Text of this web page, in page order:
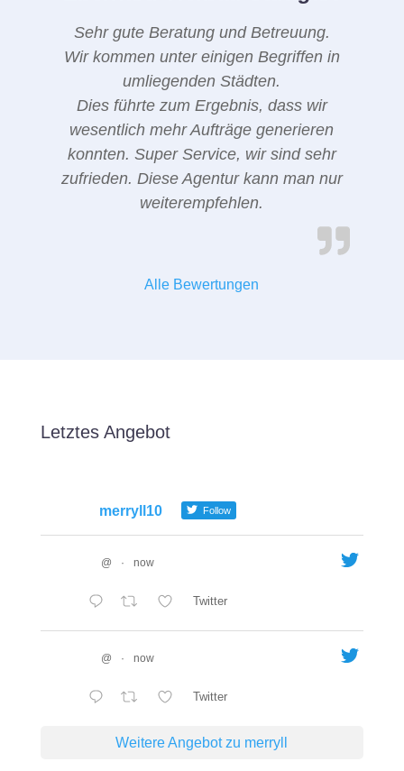
Sehr gute Beratung und Betreuung.
Wir kommen unter einigen Begriffen in
umliegenden Städten.
Dies führte zum Ergebnis, dass wir
wesentlich mehr Aufträge generieren
konnten. Super Service, wir sind sehr
zufrieden. Diese Agentur kann man nur
weiterempfehlen.
Alle Bewertungen
Letztes Angebot
merryll10 Follow
@ · now
Twitter
@ · now
Twitter
Weitere Angebot zu merryll